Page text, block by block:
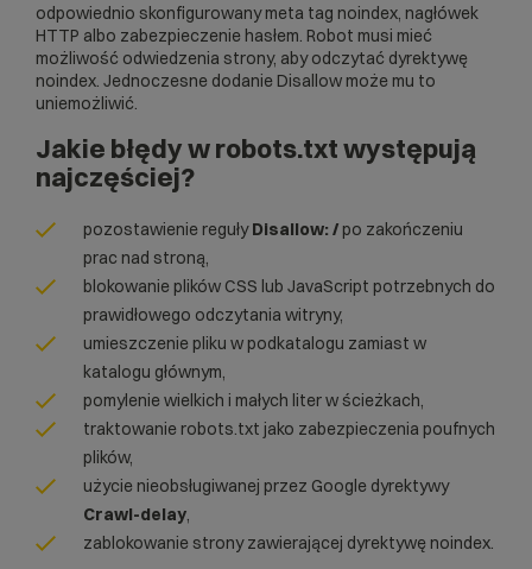
odpowiednio skonfigurowanymeta tag noindex, nagłówek
HTTP albo zabezpieczenie hasłem. Robot musi mieć
możliwość odwiedzenia strony, aby odczytać dyrektywę
noindex. Jednoczesne dodanie Disallow może mu to
uniemożliwić.
Jakie błędy w robots.txt występują
najczęściej?
pozostawienie regułyDisallow: / po zakończeniu
prac nad stroną,
blokowanie plików CSS lub JavaScript potrzebnych do
prawidłowego odczytania witryny,
umieszczenie pliku w podkatalogu zamiast w
katalogu głównym,
pomylenie wielkich i małych liter w ścieżkach,
traktowanie robots.txt jako zabezpieczenia poufnych
plików,
użycie nieobsługiwanej przez Google dyrektywy
Crawl-delay,
zablokowanie strony zawierającej dyrektywę noindex.